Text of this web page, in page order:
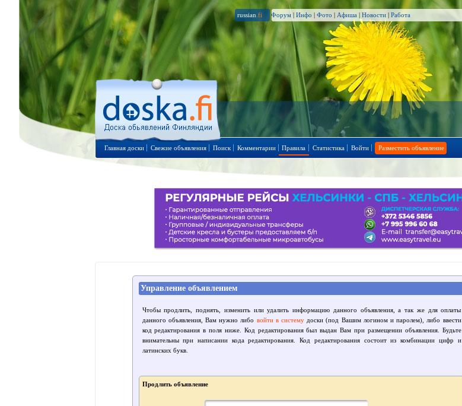
russian .fi Форум | Инфо | Фото | Афиша | Новости | Работа
Главная доски Свежие объявления Поиск Комментарии Правила Статистика Войти Разместить объявление
Управление объявлением
Чтобы продлить, поднять, изменить или удалить информацию данного объявления, а так же для оплаты
данного объявления, Вам нужно либо войти в системудоски (под Вашим логином и паролем), либо ввести
код редактирования в поля ниже. Код редактирования был выдан Вам при размещении объявления. Будьте
внимательны при написании кода редактирования. Код редактирования состоит из комбинации цифр и
латинских букв.
Продлить объявление